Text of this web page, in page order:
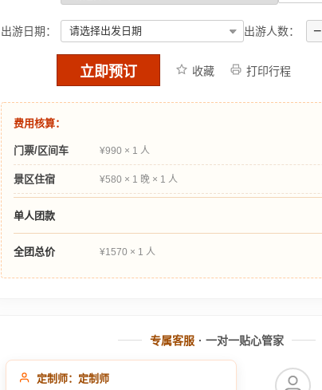
出游日期： 请选择出发日期 出游人数： −
立即预订 收藏 打印行程
费用核算：
门票/区间车 ¥990 × 1 人
景区住宿 ¥580 × 1 晚 × 1 人
单人团款
全团总价 ¥1570 × 1 人
专属客服 · 一对一贴心管家
定制师：定制师